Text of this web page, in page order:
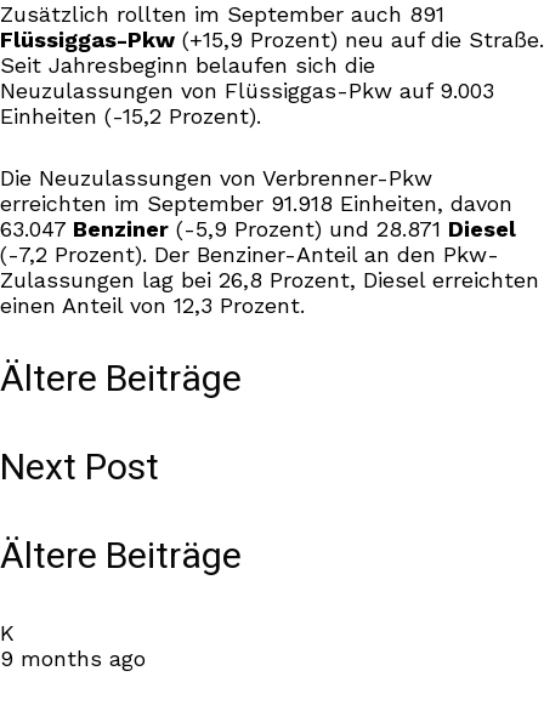
Zusätzlich rollten im September auch 891
Flüssiggas-Pkw (+15,9 Prozent) neu auf die Straße.
Seit Jahresbeginn belaufen sich die
Neuzulassungen von Flüssiggas-Pkw auf 9.003
Einheiten (-15,2 Prozent).
Die Neuzulassungen von Verbrenner-Pkw
erreichten im September 91.918 Einheiten, davon
63.047 Benziner (-5,9 Prozent) und 28.871 Diesel
(-7,2 Prozent). Der Benziner-Anteil an den Pkw-
Zulassungen lag bei 26,8 Prozent, Diesel erreichten
einen Anteil von 12,3 Prozent.
Ältere Beiträge
Next Post
Ältere Beiträge
K
9 months ago